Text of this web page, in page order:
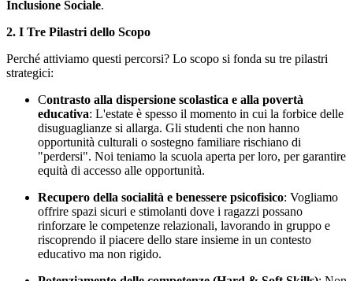
Inclusione Sociale.
2. I Tre Pilastri dello Scopo
Perché attiviamo questi percorsi? Lo scopo si fonda su tre pilastri
strategici:
Contrasto alla dispersione scolastica e alla povertà
educativa: L'estate è spesso il momento in cui la forbice delle
disuguaglianze si allarga. Gli studenti che non hanno
opportunità culturali o sostegno familiare rischiano di
"perdersi". Noi teniamo la scuola aperta perloro, per garantire
equità di accesso alle opportunità.
Recupero della socialità e benessere psicofisico: Vogliamo
offrire spazi sicuri e stimolanti dove i ragazzi possano
rinforzare le competenze relazionali, lavorando in gruppo e
riscoprendo il piacere dello stare insieme in un contesto
educativo ma non rigido.